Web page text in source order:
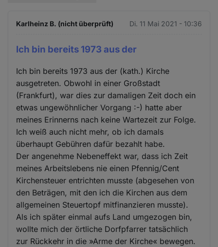
Karlheinz B. (nicht überprüft) Di. 11 Mai 2021 - 10:36
Ich bin bereits 1973 aus der
Ich bin bereits 1973 aus der (kath.) Kirche
ausgetreten. Obwohl in einer Großstadt
(Frankfurt), war dies zur damaligen Zeit doch ein
etwas ungewöhnlicher Vorgang :-) hatte aber
meines Erinnerns nach keine Wartezeit zur Folge.
Ich weiß auch nicht mehr, ob ich damals
überhaupt Gebühren dafür bezahlt habe.
Der angenehme Nebeneffekt war, dass ich Zeit
meines Arbeitslebens nie einen Pfennig/Cent
Kirchensteuer entrichten musste (abgesehen von
den Beträgen, mit den ich die Kirchen aus dem
allgemeinen Steuertopf mitfinanzieren musste).
Als ich später einmal aufs Land umgezogen bin,
wollte mich der örtliche Dorfpfarrer tatsächlich
zur Rückkehr in die »Arme der Kirche« bewegen.